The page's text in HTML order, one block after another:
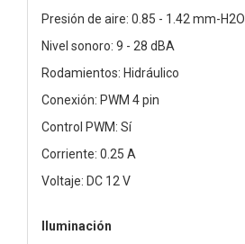
Presión de aire: 0.85 - 1.42 mm-H2O
Nivel sonoro: 9 - 28 dBA
Rodamientos: Hidráulico
Conexión: PWM 4 pin
Control PWM: Sí
Corriente: 0.25 A
Voltaje: DC 12 V
Iluminación